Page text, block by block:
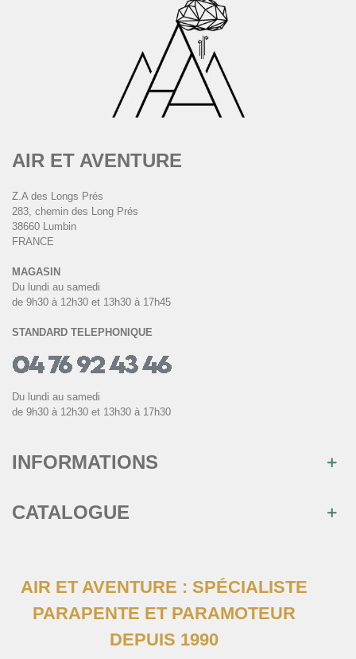
AIR ET AVENTURE
Z.A des Longs Prés
283, chemin des Long Prés
38660 Lumbin
FRANCE
MAGASIN
Du lundi au samedi
de 9h30 à 12h30 et 13h30 à 17h45
STANDARD TELEPHONIQUE
Du lundi au samedi
de 9h30 à 12h30 et 13h30 à 17h30
INFORMATIONS
CATALOGUE
AIR ET AVENTURE : SPÉCIALISTE
PARAPENTE ET PARAMOTEUR
DEPUIS 1990